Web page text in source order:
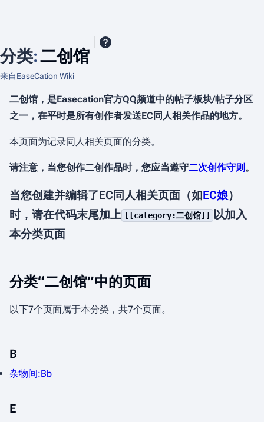
分类:二创馆
来自EaseCation Wiki
二创馆，是Easecation官方QQ频道中的帖子板块/帖子分区
之一，在平时是所有创作者发送EC同人相关作品的地方。
本页面为记录同人相关页面的分类。
请注意，当您创作二创作品时，您应当遵守二次创作守则 。
当您创建并编辑了EC同人相关页面（如EC娘）
时，请在代码末尾加上 [[category:二创馆]]
以加入
本分类页面
分类“二创馆”中的页面
以下7个页面属于本分类，共7个页面。
B
杂物间:Bb
E